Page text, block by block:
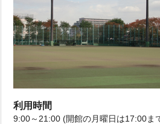
利用時間
9:00～21:00 (開館の月曜日は17:00ま